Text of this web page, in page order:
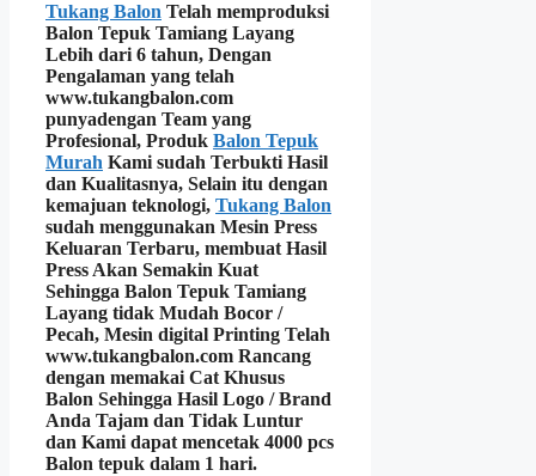
Tukang Balon Telah memproduksi
Balon Tepuk Tamiang Layang
Lebih dari 6 tahun, Dengan
Pengalaman yang telah
www.tukangbalon.com
punyadengan Team yang
Profesional, Produk Balon Tepuk
Murah Kami sudah Terbukti Hasil
dan Kualitasnya, Selain itu dengan
kemajuan teknologi, Tukang Balon
sudah menggunakan Mesin Press
Keluaran Terbaru, membuat Hasil
Press Akan Semakin Kuat
Sehingga Balon Tepuk Tamiang
Layang tidak Mudah Bocor /
Pecah, Mesin digital Printing Telah
www.tukangbalon.com Rancang
dengan memakai Cat Khusus
Balon Sehingga Hasil Logo / Brand
Anda Tajam dan Tidak Luntur
dan Kami dapat mencetak 4000 pcs
Balon tepuk dalam 1 hari.